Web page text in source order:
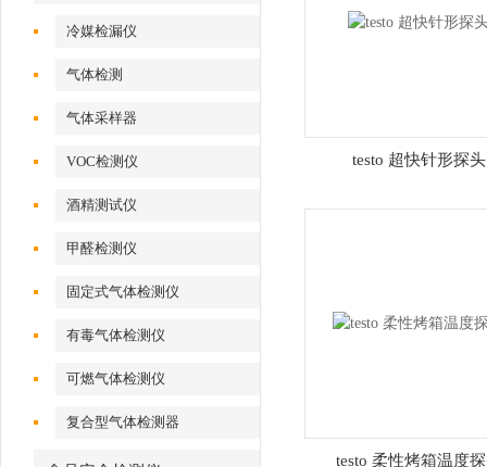
冷媒检漏仪
气体检测
气体采样器
VOC检测仪
酒精测试仪
甲醛检测仪
固定式气体检测仪
有毒气体检测仪
可燃气体检测仪
复合型气体检测器
testo 超快针形探头
testo 柔性烤箱温度